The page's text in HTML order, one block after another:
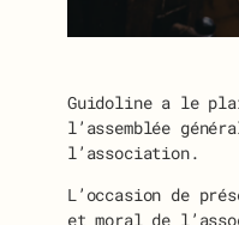
Guidoline a le
l’assemblée
l’association.
L’occasion de
et moral de